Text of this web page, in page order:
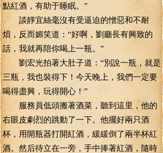
點紅酒，有助于睡眠。”
談靜宜絲毫沒有受逼迫的憎惡和不耐
煩，反而媚笑道：“好啊，劉廳長有興致的
話，我就再陪你喝上一瓶。”
劉宏光拍著大肚子道：“別說一瓶，就是
三瓶，我也裝得下！今天晚上，我們一定要
喝得盡興，玩得開心！”
服務員低頭搬著酒菜，聽到這里，他的
右眼皮劇烈的跳動了一下。他擺好兩只酒
杯，用開瓶器打開紅酒，緩緩倒了兩半杯紅
酒。然后待立在一旁，手中捧著紅酒，隨時